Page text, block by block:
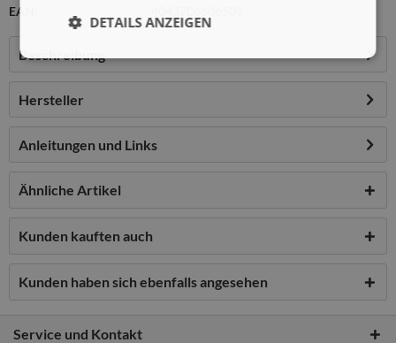
EAN:
Beschreibung
Hersteller
Anleitungen und Links
Ähnliche Artikel
Kunden kauften auch
Kunden haben sich ebenfalls angesehen
Service und Kontakt
DETAILS ANZEIGEN